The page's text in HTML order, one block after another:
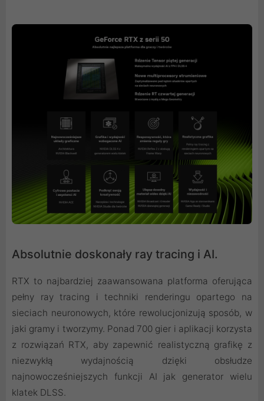
Absolutnie doskonały ray tracing i AI.
RTX to najbardziej zaawansowana platforma oferująca
pełny ray tracing i techniki renderingu opartego na
sieciach neuronowych, które rewolucjonizują sposób, w
jaki gramy i tworzymy. Ponad 700 gier i aplikacji korzysta
z rozwiązań RTX, aby zapewnić realistyczną grafikę z
niezwykłą wydajnością dzięki obsłudze
najnowocześniejszych funkcji AI jak generator wielu
klatek DLSS.